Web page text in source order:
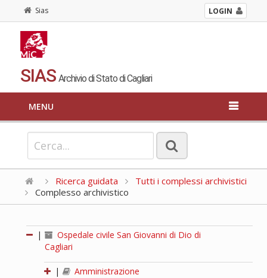
Sias LOGIN
SIAS Archivio di Stato di Cagliari
MENU
Ricerca guidata
Tutti i complessi archivistici
Complesso archivistico
|
Ospedale civile San Giovanni di Dio di
Cagliari
|
Amministrazione